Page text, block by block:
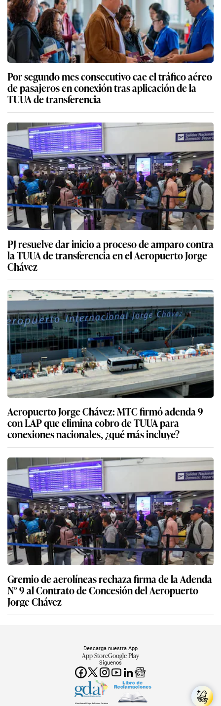
Por segundo mes consecutivo cae el tráfico aéreo
de pasajeros en conexión tras aplicación de la
TUUA de transferencia
PJ resuelve dar inicio a proceso de amparo contra
la TUUA de transferencia en el Aeropuerto Jorge
Chávez
Aeropuerto Jorge Chávez: MTC firmó adenda 9
con LAP que elimina cobro de TUUA para
conexiones nacionales, ¿qué más incluye?
Gremio de aerolíneas rechaza firma de la Adenda
N° 9 al Contrato de Concesión del Aeropuerto
Jorge Chávez
Síguenos
Descarga nuestra App
App StoreGoogle Play
Miembro del Grupo de Diarios América